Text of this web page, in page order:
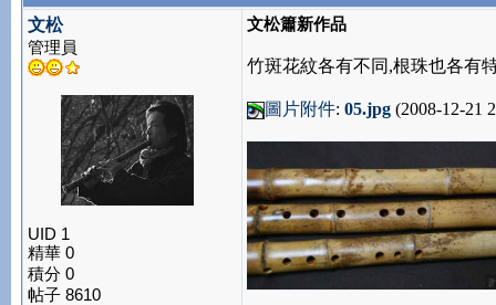
文松
管理員
UID 1
精華 0
積分 0
帖子 8610
文松簫新作品
竹斑花紋各有不同,根珠也各有
圖片附件:05.jpg (2008-12-21